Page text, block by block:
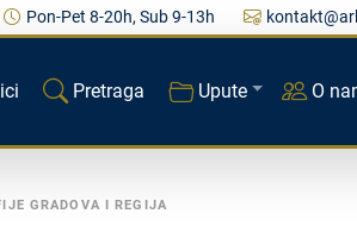
Pon-Pet 8-20h, Sub 9-13h
Pretraga Upute O
GRADOVA I REGIJA